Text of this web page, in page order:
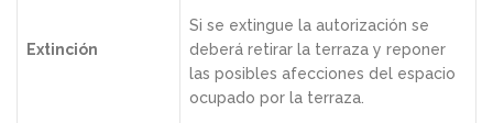
Extinción
Si se extingue la autorización se
deberá retirar la terraza y reponer
las posibles afecciones del espacio
ocupado por la terraza.